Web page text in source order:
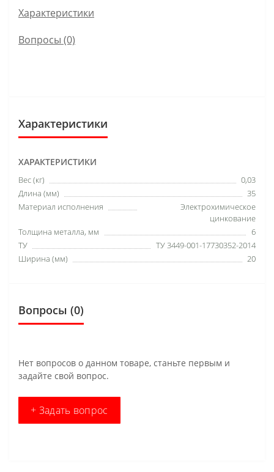
Характеристики
Вопросы (0)
Характеристики
ХАРАКТЕРИСТИКИ
Вес (кг)
0,03
Длина (мм)
35
Материал исполнения
Электрохимическое
цинкование
Толщина металла, мм
6
ТУ
ТУ 3449-001-17730352-2014
Ширина (мм)
20
Вопросы (0)
Нет вопросов о данном товаре, станьте первым и
задайте свой вопрос.
+ Задать вопрос